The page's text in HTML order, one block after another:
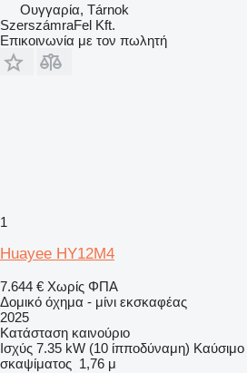
Ουγγαρία, Tárnok
SzerszámraFel Kft.
Επικοινωνία με τον πωλητή
1
Huayee HY12M4
7.644 € Χωρίς ΦΠΑ
Δομικό όχημα - μίνι εκσκαφέας
2025
Κατάσταση καινούριο
Ισχύς 7.35 kW (10 ίπποδύναμη) Καύσιμο
σκαψίματος 1,76 μ